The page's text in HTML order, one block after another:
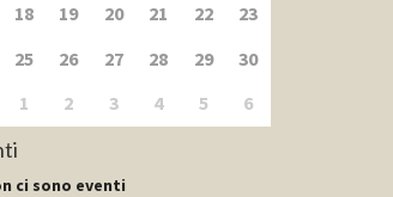
18 19 20 21 22
23
25 26 27 28 29
30
1 2 3 4 5 6
ci sono eventi